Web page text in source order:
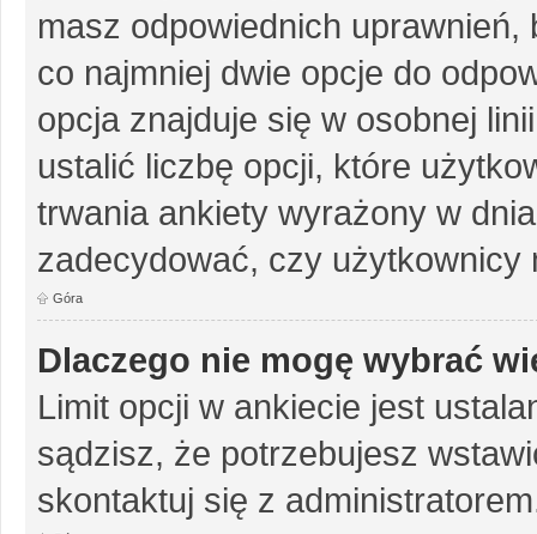
masz odpowiednich uprawnień,
co najmniej dwie opcje do
opcja znajduje się w osobnej
ustalić liczbę opcji, które
trwania ankiety wyrażony w
zadecydować, czy użytkownicy
Góra
Dlaczego nie mogę wybrać
Limit opcji w ankiecie jest
sądzisz, że potrzebujesz
skontaktuj się z